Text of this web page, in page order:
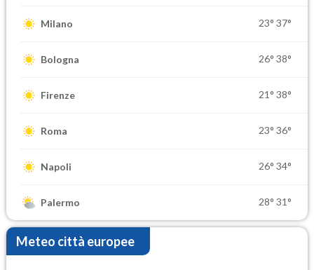
Milano 23° 37°
Bologna 26° 38°
Firenze 21° 38°
Roma 23° 36°
Napoli 26° 34°
Palermo 28° 31°
Meteo città europee